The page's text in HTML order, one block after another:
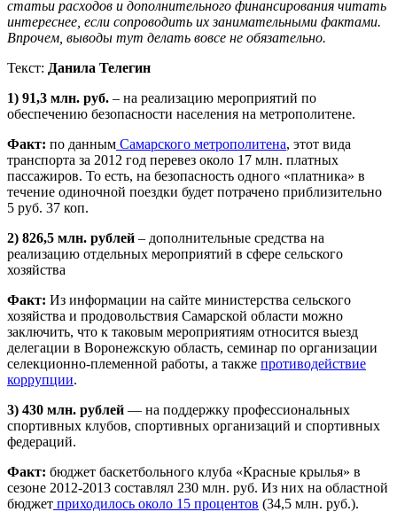
статьи расходов и дополнительного финансирования читать
интереснее, если сопроводить их занимательными фактами.
Впрочем, выводы тут делать вовсе не обязательно.
Текст: Данила Телегин
1) 91,3 млн. руб. – на реализацию мероприятий по
обеспечению безопасности населения на метрополитене.
Факт: по данным Самарского метрополитена, этот вида
транспорта за 2012 год перевез около 17 млн. платных
пассажиров. То есть, на безопасность одного «платника» в
течение одиночной поездки будет потрачено приблизительно
5 руб. 37 коп.
2) 826,5 млн. рублей – дополнительные средства на
реализацию отдельных мероприятий в сфере сельского
хозяйства
Факт: Из информации на сайте министерства сельского
хозяйства и продовольствия Самарской области можно
заключить, что к таковым мероприятиям относится выезд
делегации в Воронежскую область, семинар по организации
селекционно-племенной работы, а также противодействие
коррупции.
3) 430 млн. рублей — на поддержку профессиональных
спортивных клубов, спортивных организаций и спортивных
федераций.
Факт: бюджет баскетбольного клуба «Красные крылья» в
сезоне 2012-2013 составлял 230 млн. руб. Из них на областной
бюджет приходилось около 15 процентов (34,5 млн. руб.).